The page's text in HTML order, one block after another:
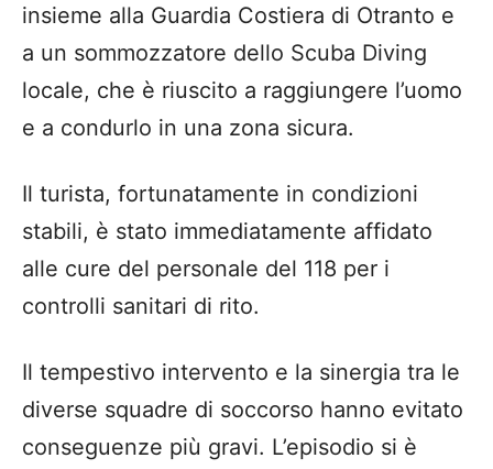
insieme alla Guardia Costiera di Otranto e
a un sommozzatore dello Scuba Diving
locale, che è riuscito a raggiungere l’uomo
e a condurlo in una zona sicura.
Il turista, fortunatamente in condizioni
stabili, è stato immediatamente affidato
alle cure del personale del 118 per i
controlli sanitari di rito.
Il tempestivo intervento e la sinergia tra le
diverse squadre di soccorso hanno evitato
conseguenze più gravi. L’episodio si è